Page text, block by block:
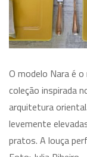
O modelo Nara é
coleção inspirada
arquitetura
levemente
pratos. A louça